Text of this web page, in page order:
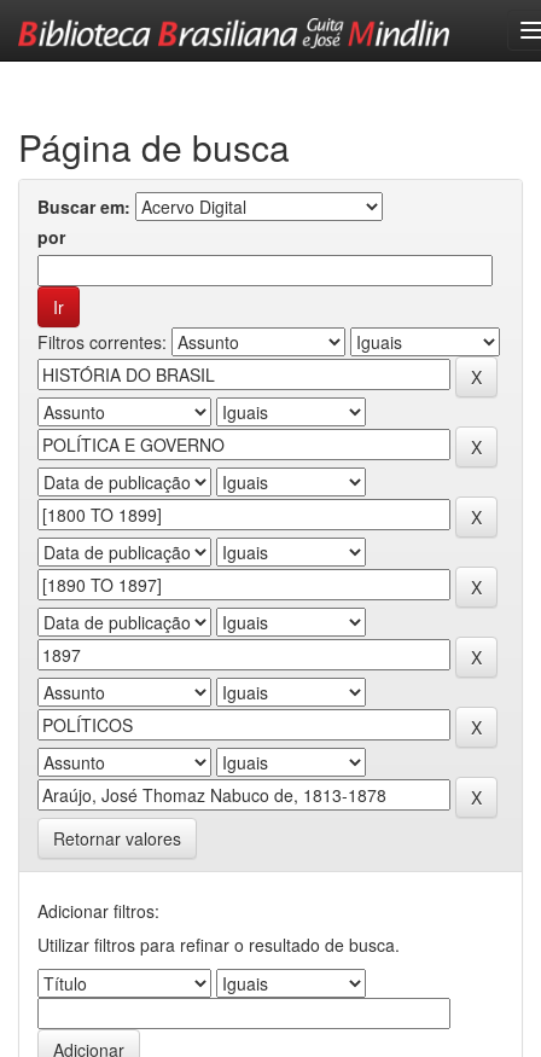
Página de busca
Buscar em:
por
Filtros correntes:
Retornar valores
Adicionar filtros:
Utilizar filtros para refinar o resultado de busca.